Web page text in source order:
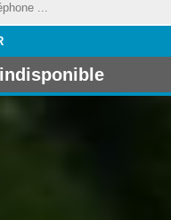
indisponible